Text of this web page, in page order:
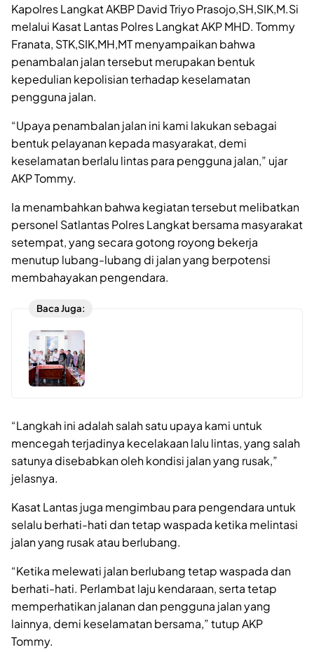
Kapolres Langkat AKBP David Triyo Prasojo,SH,SIK,M.Si
melalui Kasat Lantas Polres Langkat AKP MHD. Tommy
Franata, STK,SIK,MH,MT menyampaikan bahwa
penambalan jalan tersebut merupakan bentuk
kepedulian kepolisian terhadap keselamatan
pengguna jalan.
“Upaya penambalan jalan ini kami lakukan sebagai
bentuk pelayanan kepada masyarakat, demi
keselamatan berlalu lintas para pengguna jalan,” ujar
AKP Tommy.
Ia menambahkan bahwa kegiatan tersebut melibatkan
personel Satlantas Polres Langkat bersama masyarakat
setempat, yang secara gotong royong bekerja
menutup lubang-lubang di jalan yang berpotensi
membahayakan pengendara.
Baca Juga:
“Langkah ini adalah salah satu upaya kami untuk
mencegah terjadinya kecelakaan lalu lintas, yang salah
satunya disebabkan oleh kondisi jalan yang rusak,”
jelasnya.
Kasat Lantas juga mengimbau para pengendara untuk
selalu berhati-hati dan tetap waspada ketika melintasi
jalan yang rusak atau berlubang.
“Ketika melewati jalan berlubang tetap waspada dan
berhati-hati. Perlambat laju kendaraan, serta tetap
memperhatikan jalanan dan pengguna jalan yang
lainnya, demi keselamatan bersama,” tutup AKP
Tommy.